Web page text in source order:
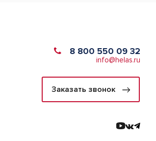
8 800 550 09 32
info@helas.ru
Заказать звонок